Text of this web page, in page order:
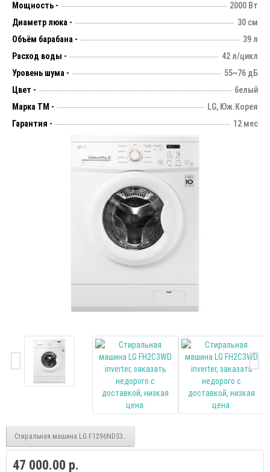
Мощность -
2000 Вт
Диаметр люка -
30 см
Объём барабана -
39 л
Расход воды -
42 л/цикл
Уровень шума -
55~76 дБ
Цвет -
белый
Марка ТМ -
LG, Юж.Корея
Гарантия -
12 мес
Стиральная машина LG F1296NDS3 inverter
47 000.00 р.